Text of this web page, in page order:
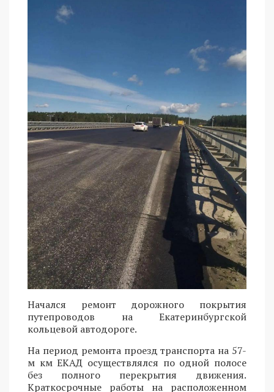
Начался ремонт дорожного покрытия
путепроводов на Екатеринбургской
кольцевой автодороге.
На период ремонта проезд транспорта на 57-
м км ЕКАД осуществлялся по одной полосе
без полного перекрытия движения.
Краткосрочные работы на расположенном